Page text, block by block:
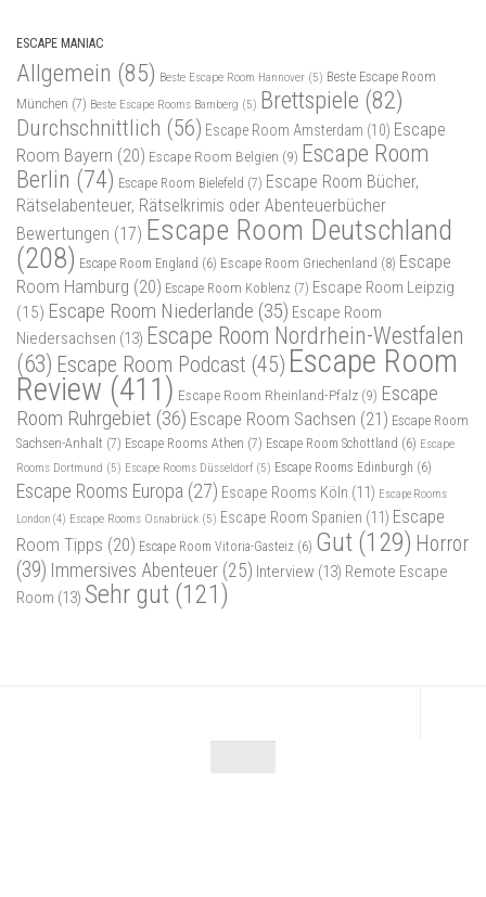
ESCAPE MANIAC
Allgemein (85) Beste Escape Room Hannover (5) Beste Escape Room
München (7) Beste Escape Rooms Bamberg (5) Brettspiele (82)
Durchschnittlich (56) Escape Room Amsterdam (10) Escape
Room Bayern (20) Escape Room Belgien (9) Escape Room
Berlin (74) Escape Room Bielefeld (7) Escape Room Bücher,
Rätselabenteuer, Rätselkrimis oder Abenteuerbücher
Bewertungen (17) Escape Room Deutschland
(208) Escape Room England (6) Escape Room Griechenland (8) Escape
Room Hamburg (20) Escape Room Koblenz (7) Escape Room Leipzig
(15) Escape Room Niederlande (35) Escape Room
Niedersachsen (13) Escape Room Nordrhein-Westfalen
(63) Escape Room Podcast (45) Escape Room
Review (411) Escape Room Rheinland-Pfalz (9) Escape
Room Ruhrgebiet (36) Escape Room Sachsen (21) Escape Room
Sachsen-Anhalt (7) Escape Rooms Athen (7) Escape Room Schottland (6) Escape
Rooms Dortmund (5) Escape Rooms Düsseldorf (5) Escape Rooms Edinburgh (6)
Escape Rooms Europa (27) Escape Rooms Köln (11) Escape Rooms
London (4) Escape Rooms Osnabrück (5) Escape Room Spanien (11) Escape
Room Tipps (20) Escape Room Vitoria-Gasteiz (6) Gut (129) Horror
(39) Immersives Abenteuer (25) Interview (13) Remote Escape
Room (13) Sehr gut (121)